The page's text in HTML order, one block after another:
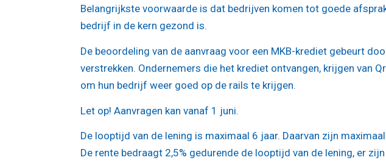
Belangrijkste voorwaarde is dat bedrijven komen tot goede
bedrijf in de kern gezond is.
De beoordeling van de aanvraag voor een MKB-krediet gebeurt
verstrekken. Ondernemers die het krediet ontvangen, krijgen van
om hun bedrijf weer goed op de rails te krijgen.
Let op! Aanvragen kan vanaf 1 juni.
De looptijd van de lening is maximaal 6 jaar. Daarvan zijn
De rente bedraagt 2,5% gedurende de looptijd van de lening, er